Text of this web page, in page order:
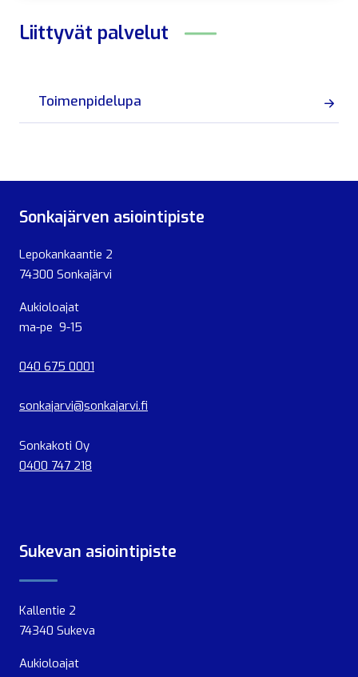
Liittyvät palvelut
Toimenpidelupa
Sonkajärven asiointipiste
Lepokankaantie 2
74300 Sonkajärvi
Aukioloajat
ma-pe 9-15
040 675 0001
sonkajarvi@sonkajarvi.fi
Sonkakoti Oy
0400 747 218
Sukevan asiointipiste
Kallentie 2
74340 Sukeva
Aukioloajat